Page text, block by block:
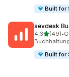
Built for
sevdesk
4,3de 5(49)
49 •
Built for